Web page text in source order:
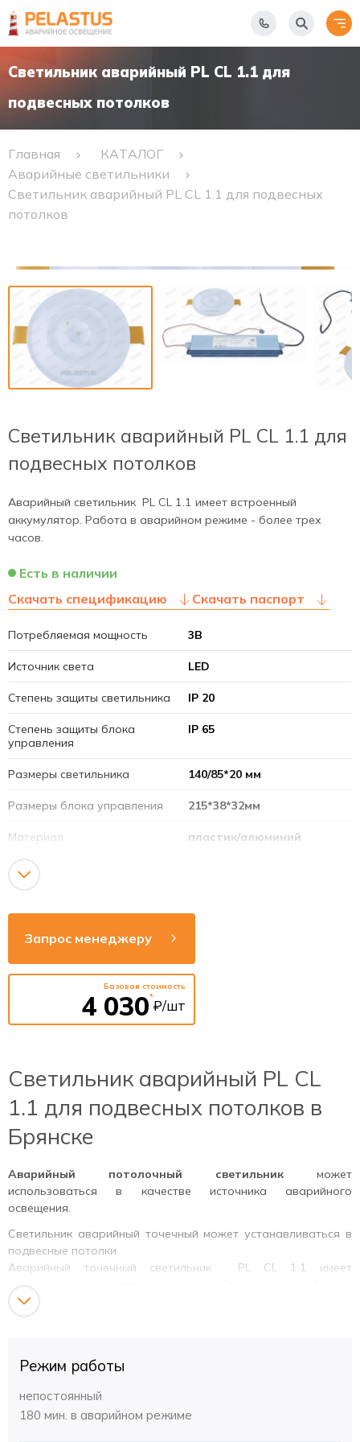
Светильник аварийный PL CL 1.1 для
подвесных потолков
Главная
КАТАЛОГ
Аварийные светильники
Светильник аварийный PL CL 1.1 для подвесных
потолков
Светильник аварийный PL CL 1.1 для
подвесных потолков
Аварийный светильник PL CL 1.1 имеет встроенный
аккумулятор. Работа в аварийном режиме - более трех
часов.
Есть в наличии
Скачать спецификацию
Скачать паспорт
Потребляемая мощность 3В
Источник света LED
Степень защиты светильника IP 20
Степень защиты блока
управления
IP 65
Размеры светильника 140/85*20 мм
Размеры блока управления 215*38*32мм
Материал пластик/алюминий
Время аварийной работы
Напряжение сети 220-240В
Рабочая частота
Способ монтажа потолок / встраиваемый
Запрос менеджеру
Базовая стоимость
4 030*
₽/шт
Светильник аварийный PL CL
1.1 для подвесных потолков в
Брянске
Аварийный потолочный светильник может
использоваться в качестве источника аварийного
освещения.
Светильник аварийный точечный может устанавливаться в
подвесные потолки.
Аварийный точечный светильник PL CL 1.1 имеет
аварийном режиме более трех часов.
светильника PL CL 1.1
Корпус светильника
светильника легко поддерживать в чистоте.
Режим работы
непостоянный
180 мин. в аварийном режиме